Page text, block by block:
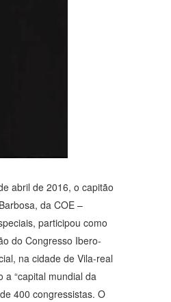
abril de 2016, o capitão
da COE –
participou como
do Congresso Ibero-
na cidade de Vila-real
a “capital mundial da
400 congressistas. O